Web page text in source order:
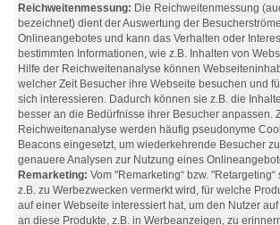
Reichweitenmessung: Die Reichweitenmessung
bezeichnet) dient der Auswertung der
Onlineangebotes und kann das Verhalten oder
bestimmten Informationen, wie z.B. Inhalten von
Hilfe der Reichweitenanalyse können
welcher Zeit Besucher ihre Webseite besuchen und
sich interessieren. Dadurch können sie z.B. die
besser an die Bedürfnisse ihrer Besucher anpassen.
Reichweitenanalyse werden häufig pseudonyme
Beacons eingesetzt, um wiederkehrende Besucher
genauere Analysen zur Nutzung eines
Remarketing: Vom "Remarketing“ bzw.
z.B. zu Werbezwecken vermerkt wird, für welche
auf einer Webseite interessiert hat, um den Nutzer
an diese Produkte, z.B. in Werbeanzeigen, zu